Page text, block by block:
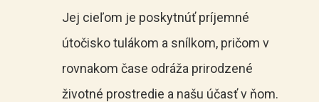
Jej cieľom je poskytnúť príjemné
útočisko tulákom a snílkom, pričom v
rovnakom čase odráža prirodzené
životné prostredie a našu účasť v ňom.